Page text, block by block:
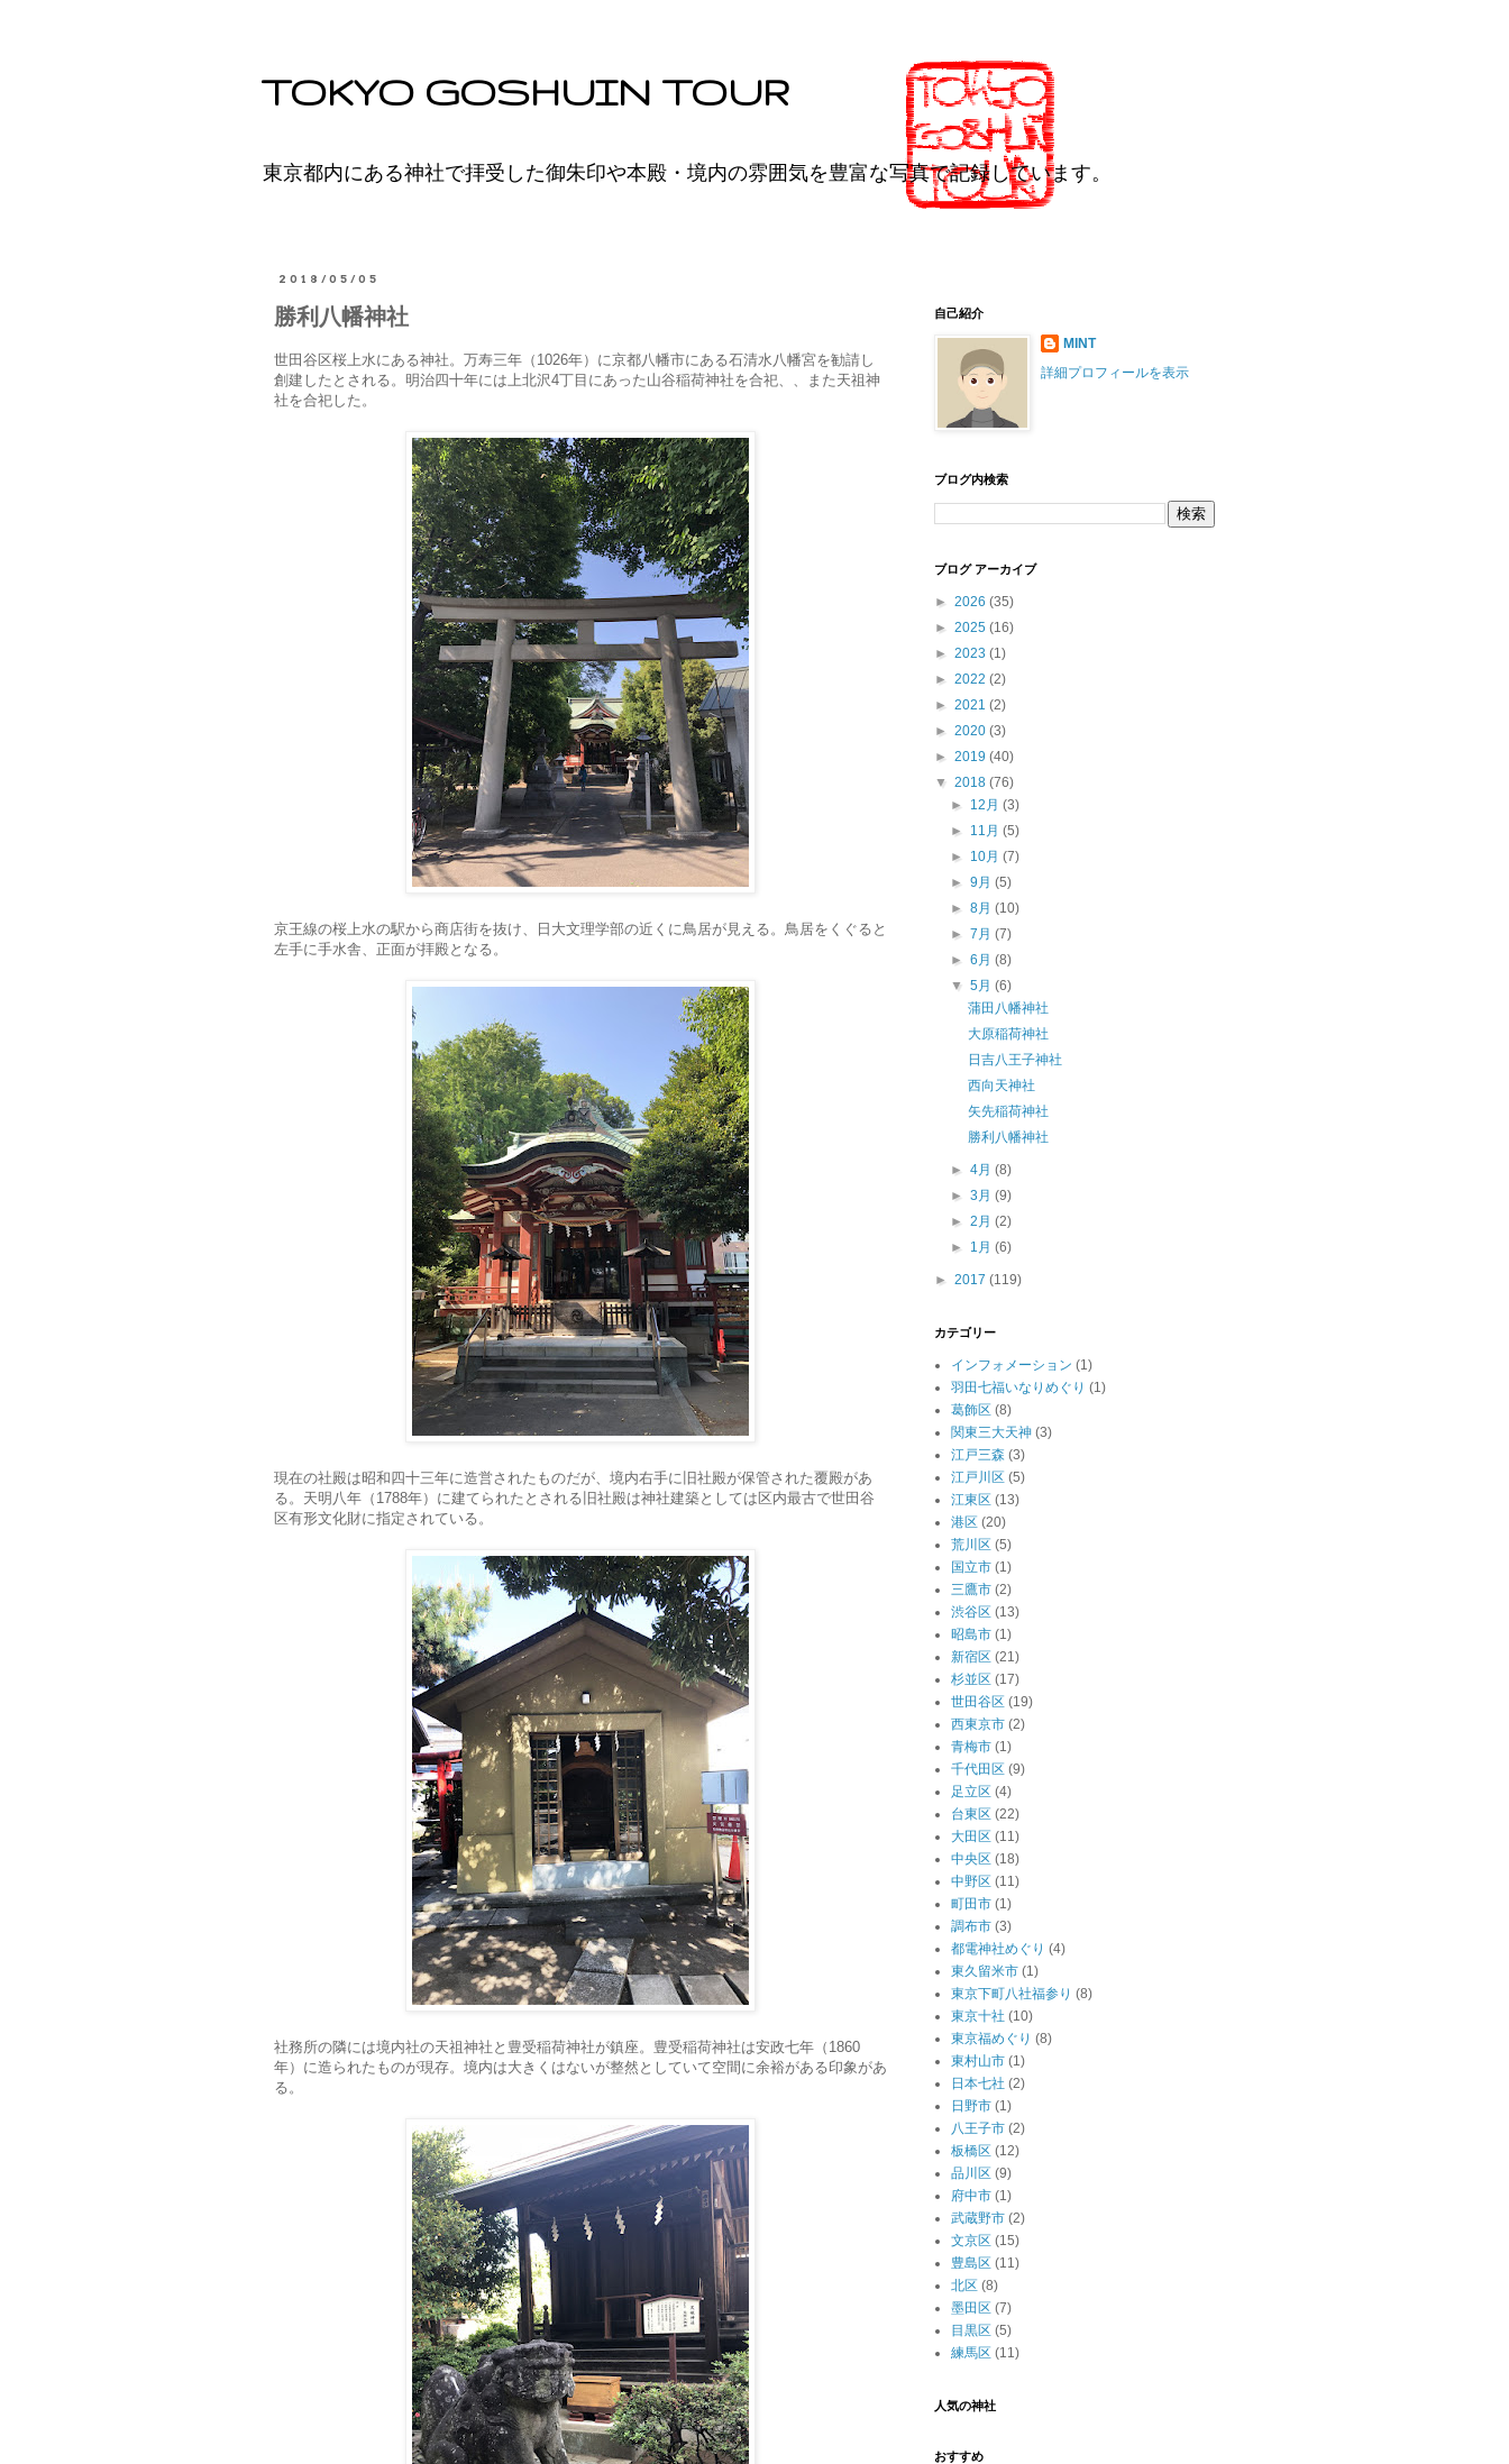
TOKYO GOSHUIN TOUR
東京都内にある神社で拝受した御朱印や本殿・境内の雰囲気を豊富な写真で記録しています。
2018/05/05
勝利八幡神社
世田谷区桜上水にある神社。万寿三年（1026年）に京都八幡市にある石清水八幡宮を勧請し
創建したとされる。明治四十年には上北沢4丁目にあった山谷稲荷神社を合祀、、また天祖神
社を合祀した。
京王線の桜上水の駅から商店街を抜け、日大文理学部の近くに鳥居が見える。鳥居をくぐると
左手に手水舎、正面が拝殿となる。
現在の社殿は昭和四十三年に造営されたものだが、境内右手に旧社殿が保管された覆殿があ
る。天明八年（1788年）に建てられたとされる旧社殿は神社建築としては区内最古で世田谷
区有形文化財に指定されている。
社務所の隣には境内社の天祖神社と豊受稲荷神社が鎮座。豊受稲荷神社は安政七年（1860
年）に造られたものが現存。境内は大きくはないが整然としていて空間に余裕がある印象があ
る。
自己紹介
MINT
詳細プロフィールを表示
ブログ内検索
ブログ アーカイブ
► 2026 (35)
► 2025 (16)
► 2023 (1)
► 2022 (2)
► 2021 (2)
► 2020 (3)
► 2019 (40)
▼ 2018 (76)
► 12月(3)
► 11月(5)
► 10月(7)
►9月(5)
►8月(10)
►7月(7)
►6月(8)
▼5月(6)
蒲田八幡神社
大原稲荷神社
日吉八王子神社
西向天神社
矢先稲荷神社
勝利八幡神社
►4月(8)
►3月(9)
►2月(2)
► 1月(6)
► 2017 (119)
カテゴリー
インフォメーション (1)
羽田七福いなりめぐり (1)
葛飾区 (8)
関東三大天神 (3)
江戸三森 (3)
江戸川区 (5)
江東区 (13)
港区 (20)
荒川区 (5)
国立市 (1)
三鷹市 (2)
渋谷区 (13)
昭島市 (1)
新宿区 (21)
杉並区 (17)
世田谷区 (19)
西東京市 (2)
青梅市 (1)
千代田区 (9)
足立区 (4)
台東区 (22)
大田区 (11)
中央区 (18)
中野区 (11)
町田市 (1)
調布市 (3)
都電神社めぐり (4)
東久留米市 (1)
東京下町八社福参り (8)
東京十社 (10)
東京福めぐり (8)
東村山市 (1)
日本七社 (2)
日野市 (1)
八王子市 (2)
板橋区 (12)
品川区 (9)
府中市 (1)
武蔵野市 (2)
文京区 (15)
豊島区 (11)
北区 (8)
墨田区 (7)
目黒区 (5)
練馬区 (11)
人気の神社
おすすめ